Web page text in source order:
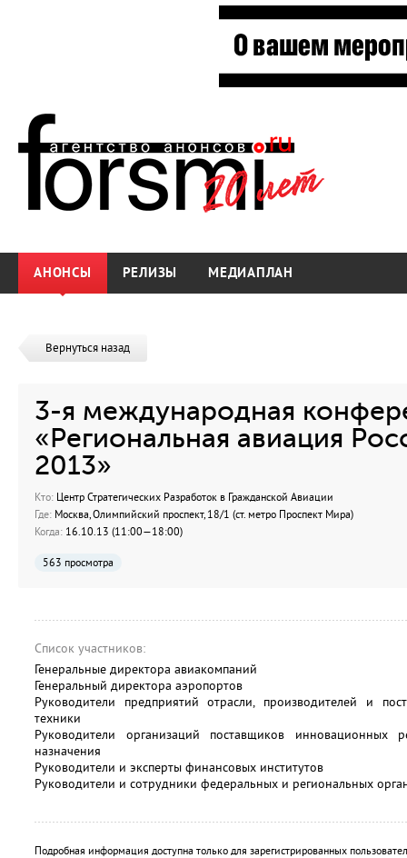
АНОНСЫ РЕЛИЗЫ МЕДИАПЛАН
Вернуться назад
3-я международная
«Региональная авиация
2013»
Кто: Центр Стратегических Разработок в Гражданской Авиации
Где: Москва, Олимпийский проспект, 18/1 (ст. метро Проспект Мира)
Когда: 16.10.13 (11:00—18:00)
563 просмотра
Список участников:
Генеральные директора авиакомпаний
Генеральный директора аэропортов
Руководители предприятий отрасли, производителей и
техники
Руководители организаций поставщиков
назначения
Руководители и эксперты финансовых институтов
Руководители и сотрудники федеральных и региональных
Подробная информация доступна только для зарегистрированных